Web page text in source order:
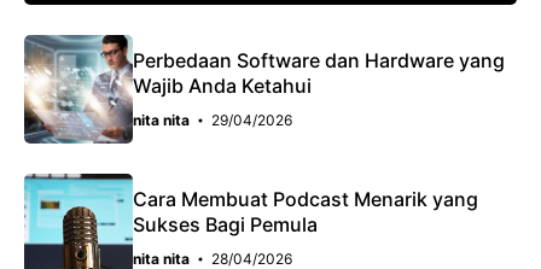
Perbedaan Software dan Hardware yang
Wajib Anda Ketahui
nita nita 29/04/2026
Cara Membuat Podcast Menarik yang
Sukses Bagi Pemula
nita nita 28/04/2026